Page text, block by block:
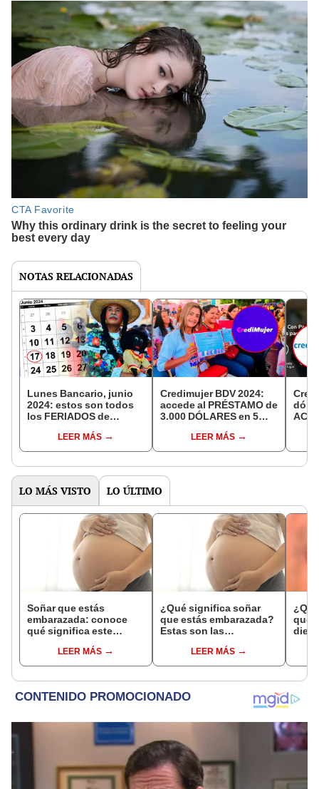
NOTAS RELACIONADAS
Lunes Bancario, junio
2024: estos son todos
los FERIADOS de
LEER MÁS
Credimujer BDV 2024:
accede al PRÉSTAMO de
3.000 DÓLARES en 5
LEER MÁS
LO MÁS VISTO LO ÚLTIMO
Soñar que estás
embarazada: conoce
qué significa este
LEER MÁS
¿Qué significa soñar
que estás embarazada?
Estas son las
comunesLEER MÁS
que